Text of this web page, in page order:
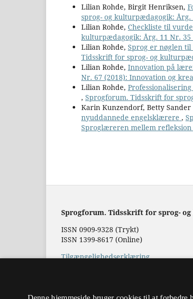
Lilian Rohde, Birgit Henriksen,
sprog- og kulturpædagogik:
Lilian Rohde, Checkliste til
kulturpædagogik: Årg. 11 Nr.
Lilian Rohde, Sprog er nøglen
Tidsskrift for sprog- og
Lilian Rohde, Innovation på
Nr. 67 (2018): Innovation og
Lilian Rohde,
, Sprogforum. Tidsskrift for
Karin Kunzendorf, Betty
nyuddannede engelsklærere ,
Sproglæreren mellem
Sprogforum. Tidsskrift for sprog-
ISSN 0909-9328 (Trykt)
ISSN 1399-8617 (Online)
Tilgængelighedserklæring